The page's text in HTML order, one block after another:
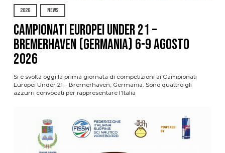
2026 NEWS
Campionati Europei Under 21 –
Bremerhaven (Germania) 6-9 agosto
2026
Si è svolta oggi la prima giornata di competizioni ai Campionati
Europei Under 21 – Bremerhaven, Germania. Sono quattro gli
azzurri convocati per rappresentare l’Italia